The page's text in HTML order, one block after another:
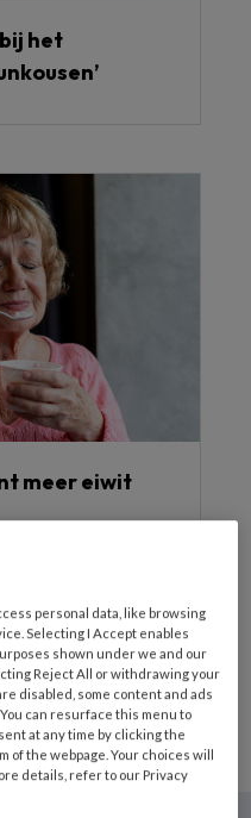
het
meer eiwit
personal data, like browsing
Selecting I Accept enables
shown under we and our
Reject All or withdrawing your
disabled, some content and ads
can resurface this menu to
at any time by clicking the
of the webpage. Your choices will
details, refer to our Privacy